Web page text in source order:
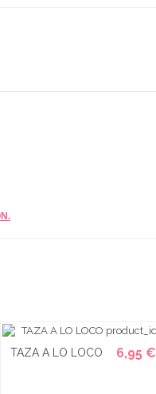
TAZA A LO LOCO 6,95 €